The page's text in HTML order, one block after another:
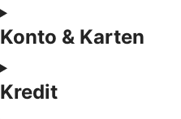
Konto & Karten
Kredit